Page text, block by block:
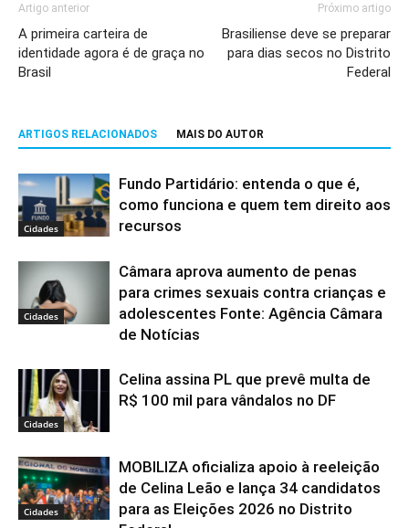
Artigo anterior
A primeira carteira de
identidade agora é de graça no
Brasil
Próximo artigo
Brasiliense deve se preparar
para dias secos no Distrito
Federal
ARTIGOS RELACIONADOS MAIS DO AUTOR
Cidades
Fundo Partidário: entenda o que é,
como funciona e quem tem direito aos
recursos
Cidades
Câmara aprova aumento de penas
para crimes sexuais contra crianças e
adolescentes Fonte: Agência Câmara
de Notícias
Cidades
Celina assina PL que prevê multa de
R$ 100 mil para vândalos no DF
Cidades
MOBILIZA oficializa apoio à reeleição
de Celina Leão e lança 34 candidatos
para as Eleições 2026 no Distrito